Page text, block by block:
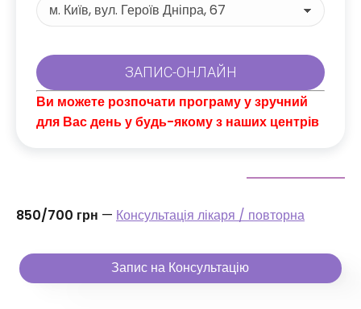
Ви можете розпочати програму у зручний
для Вас день у будь-якому з наших центрів
850/700 грн — Консультація лікаря / повторна
Запис на Консультацію